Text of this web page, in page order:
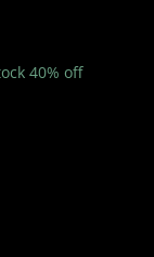
40% off